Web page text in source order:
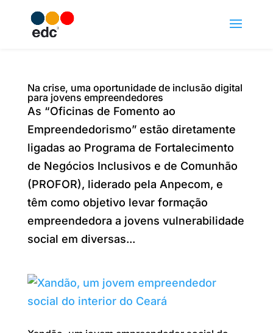
Na crise, uma oportunidade de inclusão digital
para jovens empreendedores
As “Oficinas de Fomento ao
Empreendedorismo” estão diretamente
ligadas ao Programa de Fortalecimento
de Negócios Inclusivos e de Comunhão
(PROFOR), liderado pela Anpecom, e
têm como objetivo levar formação
empreendedora a jovens vulnerabilidade
social em diversas...